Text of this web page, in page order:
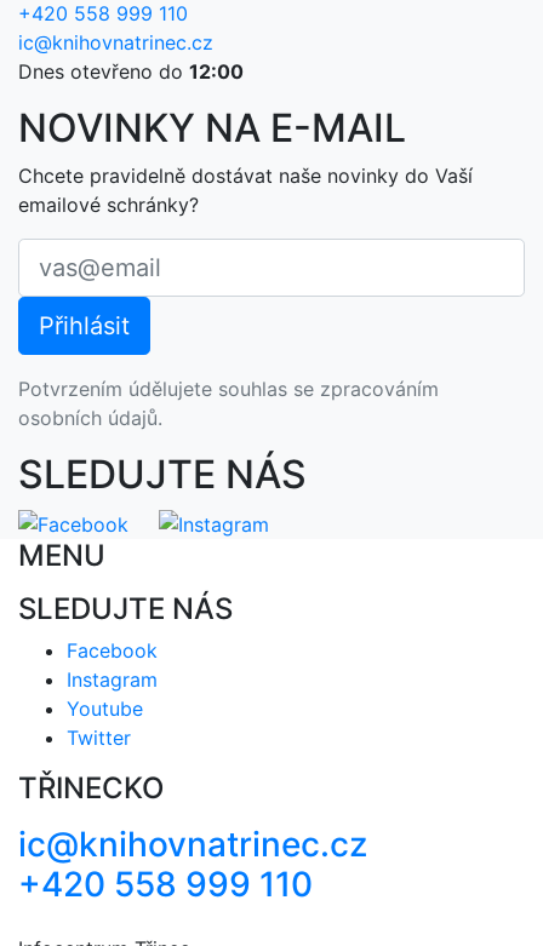
+420 558 999 110
ic@knihovnatrinec.cz
Dnes otevřeno do 12:00
NOVINKY NA E-MAIL
Chcete pravidelně dostávat naše novinky do Vaší
emailové schránky?
Potvrzením údělujete souhlas se zpracováním
osobních údajů.
SLEDUJTE NÁS
MENU
SLEDUJTE NÁS
Facebook
Instagram
Youtube
Twitter
TŘINECKO
ic@knihovnatrinec.cz
+420 558 999 110